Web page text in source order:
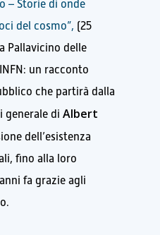
– Storie di onde
del cosmo”, (25
Pallavicino delle
un racconto
che partirà dalla
generale di Albert
dell’esistenza
fino alla loro
fa grazie agli